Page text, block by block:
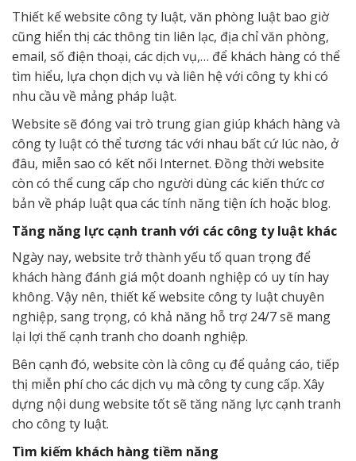
Thiết kế website công ty luật, văn phòng luật bao giờ
cũng hiển thị các thông tin liên lạc, địa chỉ văn phòng,
email, số điện thoại, các dịch vụ,… để khách hàng có thể
tìm hiểu, lựa chọn dịch vụ và liên hệ với công ty khi có
nhu cầu về mảng pháp luật.
Website sẽ đóng vai trò trung gian giúp khách hàng và
công ty luật có thể tương tác với nhau bất cứ lúc nào, ở
đâu, miễn sao có kết nối Internet. Đồng thời website
còn có thể cung cấp cho người dùng các kiến thức cơ
bản về pháp luật qua các tính năng tiện ích hoặc blog.
Tăng năng lực cạnh tranh với các công ty luật khác
Ngày nay, website trở thành yếu tố quan trọng để
khách hàng đánh giá một doanh nghiệp có uy tín hay
không. Vậy nên, thiết kế website công ty luật chuyên
nghiệp, sang trọng, có khả năng hỗ trợ 24/7 sẽ mang
lại lợi thế cạnh tranh cho doanh nghiệp.
Bên cạnh đó, website còn là công cụ để quảng cáo, tiếp
thị miễn phí cho các dịch vụ mà công ty cung cấp. Xây
dựng nội dung website tốt sẽ tăng năng lực cạnh tranh
cho công ty luật.
Tìm kiếm khách hàng tiềm năng